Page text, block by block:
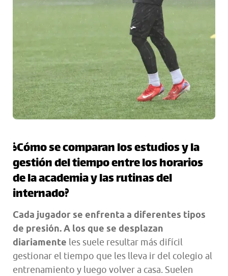
¿Cómo se comparan los estudios y la
gestión del tiempo entre los horarios
de la academia y las rutinas del
internado?
Cada jugador se enfrenta a diferentes tipos
de presión. A los que se desplazan
diariamente les suele resultar más difícil
gestionar el tiempo que les lleva ir del colegio al
entrenamiento y luego volver a casa. Suelen